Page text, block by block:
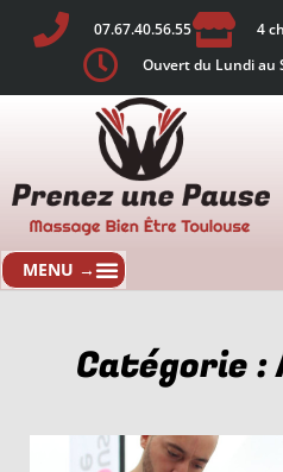
07.67.40.56.55
4
Ouvert du Lundi au
Catégorie